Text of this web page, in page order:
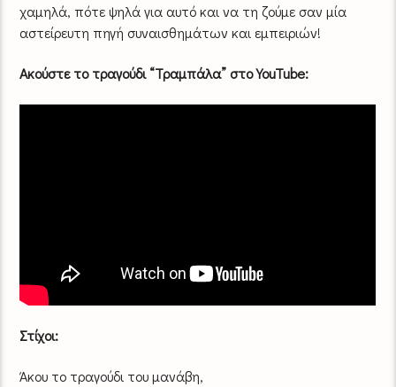
χαμηλά, πότε ψηλά για αυτό και να τη ζούμε σαν μία
αστείρευτη πηγή συναισθημάτων και εμπειριών!
Ακούστε το τραγούδι “Τραμπάλα” στο YouTube:
Στίχοι:
Άκου το τραγούδι του μανάβη,